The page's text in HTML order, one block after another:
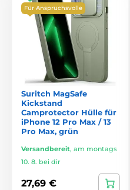
Für Anspruchsvolle
Suritch MagSafe
Kickstand
Camprotector Hülle für
iPhone 12 Pro Max / 13
Pro Max, grün
Versandbereit, am montags
10. 8. bei dir
27,69 €